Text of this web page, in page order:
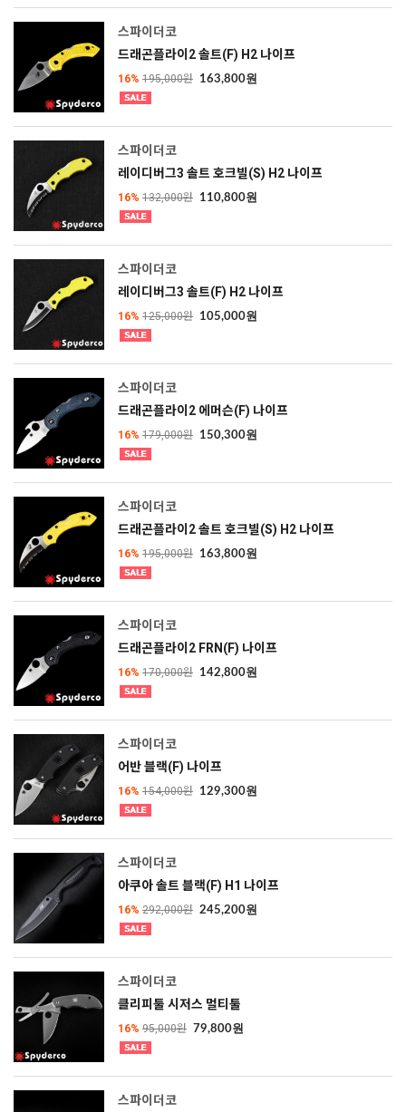
스파이더코
드래곤플라이2 솔트(F) H2 나이프
16% 195,000원 163,800원
스파이더코
레이디버그3 솔트 호크빌(S) H2 나이프
16% 132,000원 110,800원
스파이더코
레이디버그3 솔트(F) H2 나이프
16% 125,000원 105,000원
스파이더코
드래곤플라이2 에머슨(F) 나이프
16% 179,000원 150,300원
스파이더코
드래곤플라이2 솔트 호크빌(S) H2 나이프
16% 195,000원 163,800원
스파이더코
드래곤플라이2 FRN(F) 나이프
16% 170,000원 142,800원
스파이더코
어반 블랙(F) 나이프
16% 154,000원 129,300원
스파이더코
아쿠아 솔트 블랙(F) H1 나이프
16% 292,000원 245,200원
스파이더코
클리피툴 시저스 멀티툴
16% 95,000원 79,800원
스파이더코